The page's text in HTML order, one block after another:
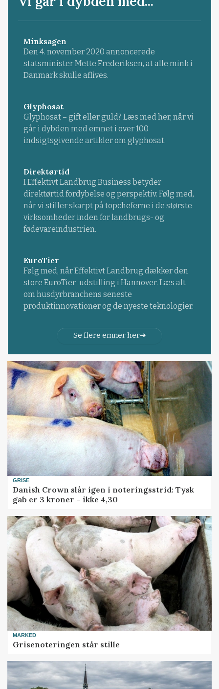
Minksagen
Den 4. november 2020 annoncerede
statsminister Mette Frederiksen, at alle mink i
Danmark skulle aflives.
Glyphosat
Glyphosat – gift eller guld? Læs med her, når vi
går i dybden med emnet i over 100
indsigtsgivende artikler om glyphosat.
Direktørtid
I Effektivt Landbrug Business betyder
direktørtid fordybelse og perspektiv. Følg med,
når vi stiller skarpt på topcheferne i de største
virksomheder inden for landbrugs- og
fødevareindustrien.
EuroTier
Følg med, når Effektivt Landbrug dækker den
store EuroTier-udstilling i Hannover. Læs alt
om husdyrbranchens seneste
produktinnovationer og de nyeste teknologier.
Se flere emner her
GRISE
Danish Crown slår igen i noteringsstrid: Tysk
gab er 3 kroner – ikke 4,30
MARKED
Grisenoteringen står stille